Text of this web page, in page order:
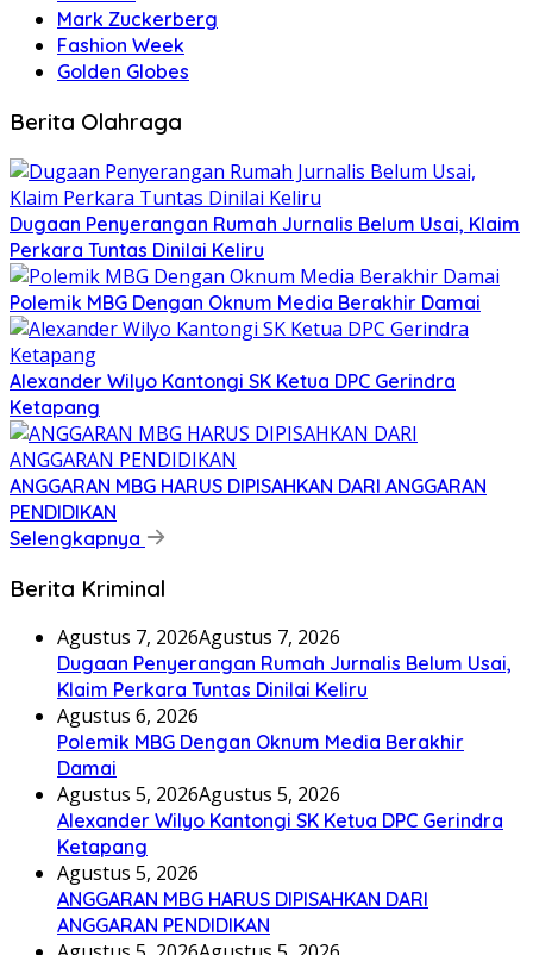
Mark Zuckerberg
Fashion Week
Golden Globes
Berita Olahraga
Dugaan Penyerangan Rumah Jurnalis Belum Usai, Klaim
Perkara Tuntas Dinilai Keliru
Polemik MBG Dengan Oknum Media Berakhir Damai
Alexander Wilyo Kantongi SK Ketua DPC Gerindra
Ketapang
ANGGARAN MBG HARUS DIPISAHKAN DARI ANGGARAN
PENDIDIKAN
Selengkapnya
Berita Kriminal
Agustus 7, 2026Agustus 7, 2026
Dugaan Penyerangan Rumah Jurnalis Belum Usai,
Klaim Perkara Tuntas Dinilai Keliru
Agustus 6, 2026
Polemik MBG Dengan Oknum Media Berakhir
Damai
Agustus 5, 2026Agustus 5, 2026
Alexander Wilyo Kantongi SK Ketua DPC Gerindra
Ketapang
Agustus 5, 2026
ANGGARAN MBG HARUS DIPISAHKAN DARI
ANGGARAN PENDIDIKAN